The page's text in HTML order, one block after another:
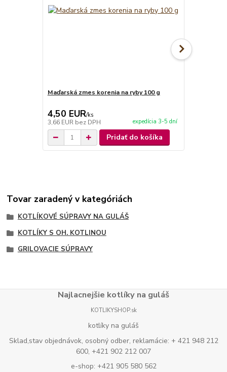
Maďarská zmes korenia na ryby 100 g
4,50 EUR/ks
3,66 EUR bez DPH expedícia 3-5 dní
Pridať do košíka
Tovar zaradený v kategóriách
KOTLÍKOVÉ SÚPRAVY NA GULÁŠ
KOTLÍKY S OH. KOTLINOU
GRILOVACIE SÚPRAVY
Najlacnejšie kotlíky na guláš
KOTLIKYSHOP.sk
kotlíky na guláš
Sklad,stav objednávok, osobný odber, reklamácie: + 421 948 212
600, +421 902 212 007
e-shop: +421 905 580 562